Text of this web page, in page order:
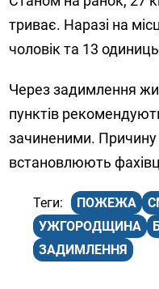
триває. Наразі на
чоловік та 13 одиниць
Через задимлення
пунктів
зачиненими.
встановлюють
ПОЖЕЖА
УЖГОРОДЩИНА
ЗАДИМЛЕННЯ